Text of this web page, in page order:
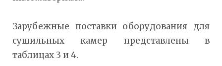
Зарубежные поставки оборудования для
сушильных камер представлены в
таблицах 3 и 4.